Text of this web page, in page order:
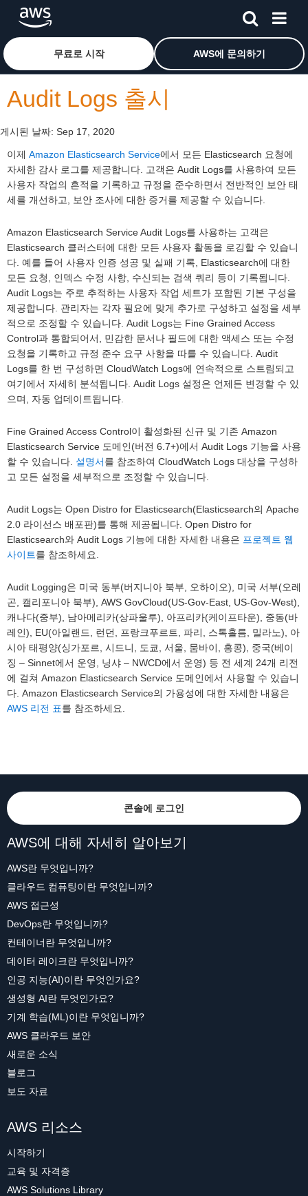
메인 콘텐츠로 건너뛰기Amazon Web Services 홈 페이지로 돌아가려면 여기를 클
무료로 시작 AWS에 문의하기
Audit Logs 출시
게시된 날짜: Sep 17, 2020
이제 Amazon Elasticsearch Service에서 모든 Elasticsearch 요청에
자세한 감사 로그를 제공합니다. 고객은 Audit Logs를 사용하여 모든
사용자 작업의 흔적을 기록하고 규정을 준수하면서 전반적인 보안 태
세를 개선하고, 보안 조사에 대한 증거를 제공할 수 있습니다.
Amazon Elasticsearch Service Audit Logs를 사용하는 고객은
Elasticsearch 클러스터에 대한 모든 사용자 활동을 로깅할 수 있습니
다. 예를 들어 사용자 인증 성공 및 실패 기록, Elasticsearch에 대한
모든 요청, 인덱스 수정 사항, 수신되는 검색 쿼리 등이 기록됩니다.
Audit Logs는 주로 추적하는 사용자 작업 세트가 포함된 기본 구성을
제공합니다. 관리자는 각자 필요에 맞게 추가로 구성하고 설정을 세부
적으로 조정할 수 있습니다. Audit Logs는 Fine Grained Access
Control과 통합되어서, 민감한 문서나 필드에 대한 액세스 또는 수정
요청을 기록하고 규정 준수 요구 사항을 따를 수 있습니다. Audit
Logs를 한 번 구성하면 CloudWatch Logs에 연속적으로 스트림되고
여기에서 자세히 분석됩니다. Audit Logs 설정은 언제든 변경할 수 있
으며, 자동 업데이트됩니다.
Fine Grained Access Control이 활성화된 신규 및 기존 Amazon
Elasticsearch Service 도메인(버전 6.7+)에서 Audit Logs 기능을 사용
할 수 있습니다. 설명서를 참조하여 CloudWatch Logs 대상을 구성하
고 모든 설정을 세부적으로 조정할 수 있습니다.
Audit Logs는 Open Distro for Elasticsearch(Elasticsearch의 Apache
2.0 라이선스 배포판)를 통해 제공됩니다. Open Distro for
Elasticsearch와 Audit Logs 기능에 대한 자세한 내용은 프로젝트 웹
사이트를 참조하세요.
Audit Logging은 미국 동부(버지니아 북부, 오하이오), 미국 서부(오레
곤, 캘리포니아 북부), AWS GovCloud(US-Gov-East, US-Gov-West),
캐나다(중부), 남아메리카(상파울루), 아프리카(케이프타운), 중동(바
레인), EU(아일랜드, 런던, 프랑크푸르트, 파리, 스톡홀름, 밀라노), 아
시아 태평양(싱가포르, 시드니, 도쿄, 서울, 뭄바이, 홍콩), 중국(베이
징 – Sinnet에서 운영, 닝샤 – NWCD에서 운영) 등 전 세계 24개 리전
에 걸쳐 Amazon Elasticsearch Service 도메인에서 사용할 수 있습니
다. Amazon Elasticsearch Service의 가용성에 대한 자세한 내용은
AWS 리전 표를 참조하세요.
콘솔에 로그인
AWS에 대해 자세히 알아보기
AWS란 무엇입니까?
클라우드 컴퓨팅이란 무엇입니까?
AWS 접근성
DevOps란 무엇입니까?
컨테이너란 무엇입니까?
데이터 레이크란 무엇입니까?
인공 지능(AI)이란 무엇인가요?
생성형 AI란 무엇인가요?
기계 학습(ML)이란 무엇입니까?
AWS 클라우드 보안
새로운 소식
블로그
보도 자료
AWS 리소스
시작하기
교육 및 자격증
AWS Solutions Library